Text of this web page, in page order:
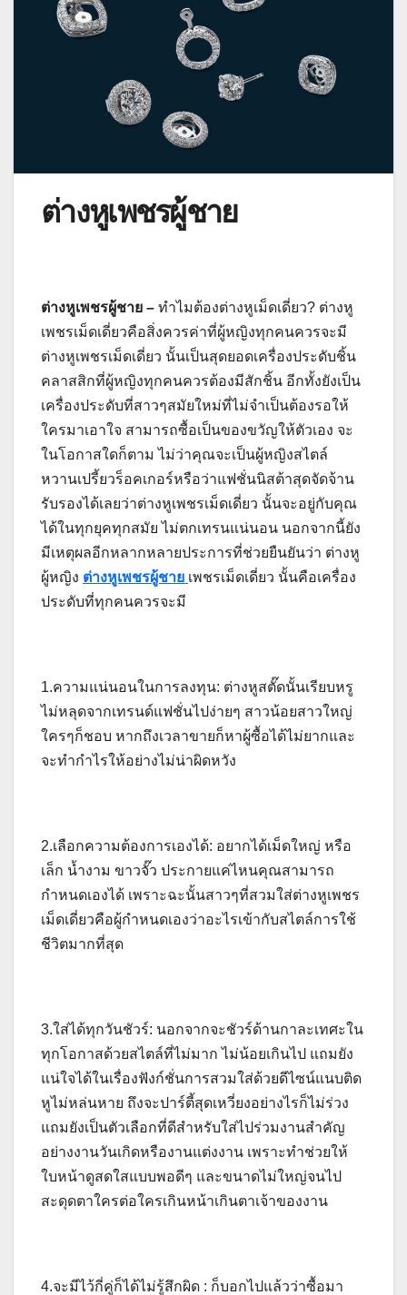
ต่างหูเพชรผู้ชาย
ต่างหูเพชรผู้ชาย – ทำไมต้องต่างหูเม็ดเดี่ยว? ต่างหู
เพชรเม็ดเดี่ยวคือสิ่งควรค่าที่ผู้หญิงทุกคนควรจะมี
ต่างหูเพชรเม็ดเดี่ยว นั้นเป็นสุดยอดเครื่องประดับชิ้น
คลาสสิกที่ผู้หญิงทุกคนควรต้องมีสักชิ้น อีกทั้งยังเป็น
เครื่องประดับที่สาวๆสมัยใหม่ที่ไม่จำเป็นต้องรอให้
ใครมาเอาใจ สามารถซื้อเป็นของขวัญให้ตัวเอง จะ
ในโอกาสใดก็ตาม ไม่ว่าคุณจะเป็นผู้หญิงสไตล์
หวานเปรี้ยวร็อคเกอร์หรือว่าแฟชั่นนิสต้าสุดจัดจ้าน
รับรองได้เลยว่าต่างหูเพชรเม็ดเดี่ยว นั้นจะอยู่กับคุณ
ได้ในทุกยุคทุกสมัย ไม่ตกเทรนแน่นอน นอกจากนี้ยัง
มีเหตุผลอีกหลากหลายประการที่ช่วยยืนยันว่า ต่างหู
ผู้หญิง ต่างหูเพชรผู้ชาย เพชรเม็ดเดี่ยว นั้นคือเครื่อง
ประดับที่ทุกคนควรจะมี
1.ความแน่นอนในการลงทุน: ต่างหูสตั๊ดนั้นเรียบหรู
ไม่หลุดจากเทรนด์แฟชั่นไปง่ายๆ สาวน้อยสาวใหญ่
ใครๆก็ชอบ หากถึงเวลาขายก็หาผู้ซื้อได้ไม่ยากและ
จะทำกำไรให้อย่างไม่น่าผิดหวัง
2.เลือกความต้องการเองได้: อยากได้เม็ดใหญ่ หรือ
เล็ก น้ำงาม ขาวจั๊ว ประกายแค่ไหนคุณสามารถ
กำหนดเองได้ เพราะฉะนั้นสาวๆที่สวมใส่ต่างหูเพชร
เม็ดเดี่ยวคือผู้กำหนดเองว่าอะไรเข้ากับสไตล์การใช้
ชีวิตมากที่สุด
3.ใส่ได้ทุกวันชัวร์: นอกจากจะชัวร์ด้านกาละเทศะใน
ทุกโอกาสด้วยสไตล์ที่ไม่มาก ไม่น้อยเกินไป แถมยัง
แน่ใจได้ในเรื่องฟังก์ชั่นการสวมใส่ด้วยดีไซน์แนบติด
หูไม่หล่นหาย ถึงจะปาร์ตี้สุดเหวี่ยงอย่างไรก็ไม่ร่วง
แถมยังเป็นตัวเลือกที่ดีสำหรับใส่ไปร่วมงานสำคัญ
อย่างงานวันเกิดหรืองานแต่งงาน เพราะทำช่วยให้
ใบหน้าดูสดใสแบบพอดีๆ และขนาดไม่ใหญ่จนไป
สะดุดตาใครต่อใครเกินหน้าเกินตาเจ้าของงาน
4.จะมีไว้กี่คู่ก็ได้ไม่รู้สึกผิด : ก็บอกไปแล้วว่าซื้อมา